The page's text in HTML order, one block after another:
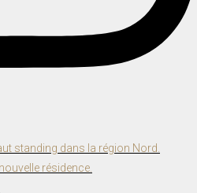
standing dans la région Nord.
résidence.